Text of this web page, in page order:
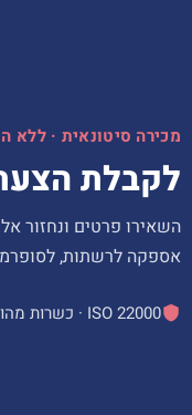
מכירה סיטונאית · ללא
לקבלת
השאירו פרטים ונחזור
אספקה לרשתות,
ISO 22000 · כשרות מהודרת